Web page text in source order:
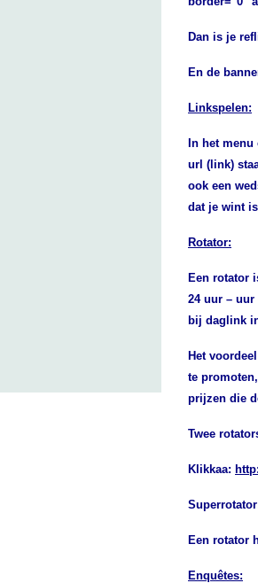
Dan is je
En de
Linkspelen:
In het
url (link)
ook een
dat je wint
Rotator:
Een rotator
24 uur – uur
bij daglink
Het
te
prijzen die
Twee
Klikkaa:
Een rotator
Enquêtes: